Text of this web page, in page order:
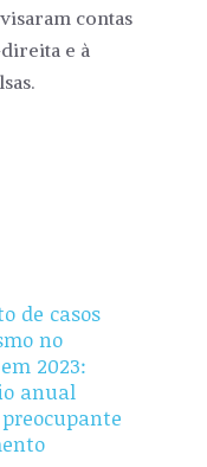
contas
e à
de casos
no
2023:
anual